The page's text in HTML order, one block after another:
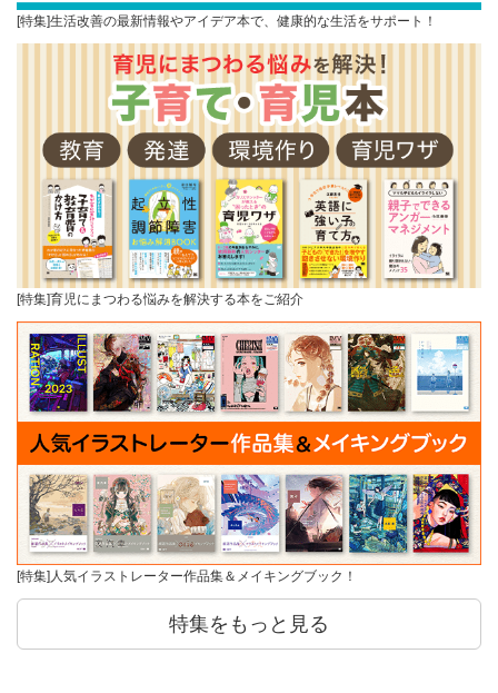
[特集]生活改善の最新情報やアイデア本で、健康的な生活をサポート！
[特集]育児にまつわる悩みを解決する本をご紹介
[特集]人気イラストレーター作品集＆メイキングブック！
特集をもっと見る